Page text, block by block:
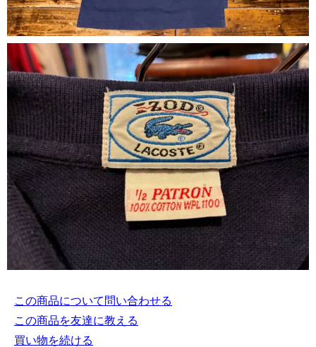
この商品について問い合わせる
この商品を友達に教える
買い物を続ける